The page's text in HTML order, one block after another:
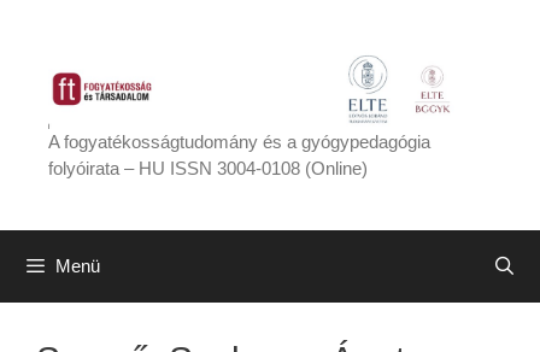
tartalomba
A fogyatékosságtudomány és a gyógypedagógia
folyóirata – HU ISSN 3004-0108 (Online)
Menü